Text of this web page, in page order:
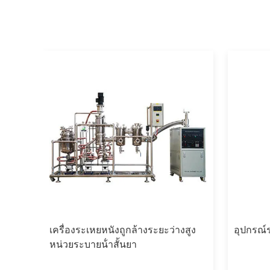
เครื่องระเหยหนังถูกล้างระยะว่างสูง
หน่วยระบายน้ําสั้นยา
อุปกรณ์